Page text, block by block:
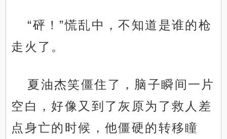
“砰！”慌乱中，不知道是谁的枪
走火了。
夏油杰笑僵住了，脑子瞬间一片
空白，好像又到了灰原为了救人差
点身亡的时候，他僵硬的转移瞳